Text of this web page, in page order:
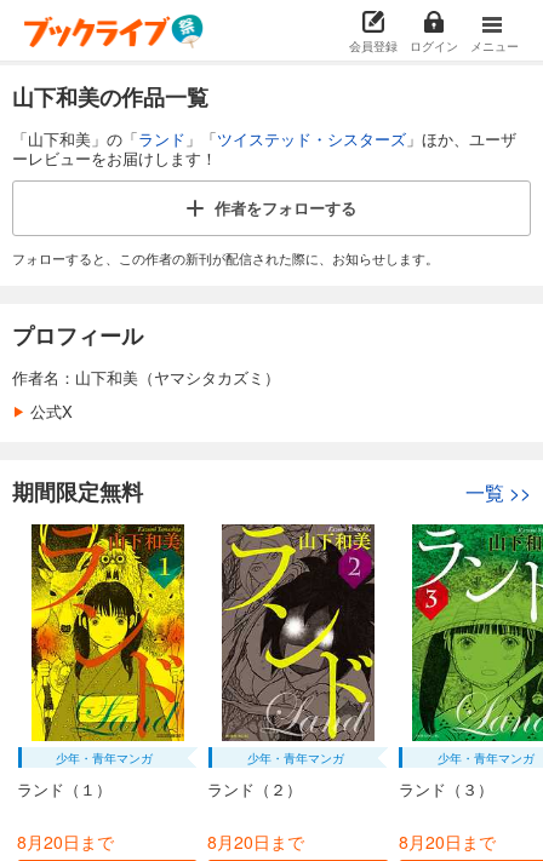
会員登録 ログイン メニュー
山下和美の作品一覧
「山下和美」の「ランド 」「ツイステッド・シスターズ 」ほか、ユーザ
ーレビューをお届けします！
作者をフォローする
フォローすると、この作者の新刊が配信された際に、お知らせします。
プロフィール
作者名：山下和美（ヤマシタカズミ）
公式X
期間限定無料 一覧 >>
少年・青年マンガ
ランド（１）
8月20日まで
少年・青年マンガ
ランド（２）
8月20日まで
少年・青年マンガ
ランド（３）
8月20日まで